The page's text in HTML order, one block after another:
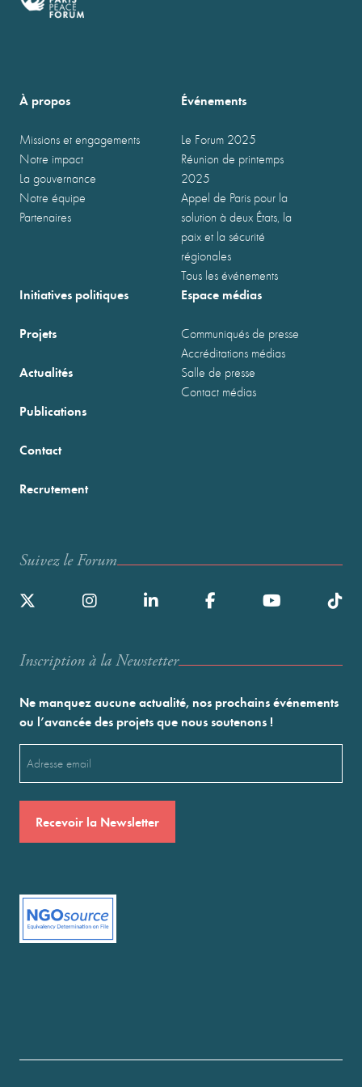
À propos
Missions et engagements
Notre impact
La gouvernance
Notre équipe
Partenaires
Événements
Le Forum 2025
Réunion de printemps
2025
Appel de Paris pour la
solution à deux États, la
paix et la sécurité
régionales
Tous les événements
Initiatives politiques
Projets
Actualités
Publications
Espace médias
Communiqués de presse
Accréditations médias
Salle de presse
Contact médias
Contact
Recrutement
Suivez le Forum
Inscription à la Newstetter
Ne manquez aucune actualité, nos prochains événements
ou l’avancée des projets que nous soutenons !
(Nécessaire)